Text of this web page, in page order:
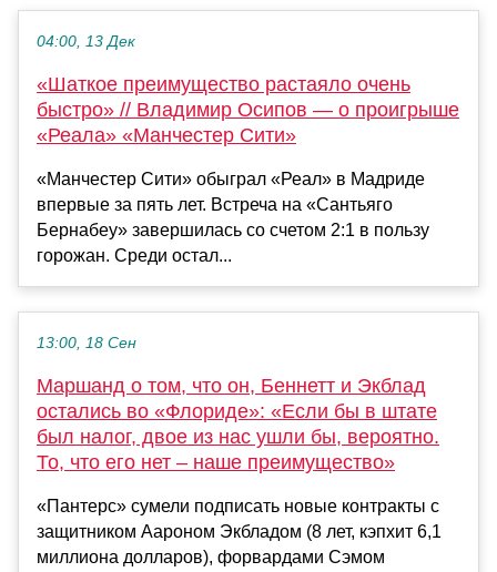
04:00, 13 Дек
«Шаткое преимущество растаяло очень
быстро» // Владимир Осипов — о проигрыше
«Реала» «Манчестер Сити»
«Манчестер Сити» обыграл «Реал» в Мадриде
впервые за пять лет. Встреча на «Сантьяго
Бернабеу» завершилась со счетом 2:1 в пользу
горожан. Среди остал...
13:00, 18 Сен
Маршанд о том, что он, Беннетт и Экблад
остались во «Флориде»: «Если бы в штате
был налог, двое из нас ушли бы, вероятно.
То, что его нет – наше преимущество»
«Пантерс» сумели подписать новые контракты с
защитником Аароном Экбладом (8 лет, кэпхит 6,1
миллиона долларов), форвардами Сэмом